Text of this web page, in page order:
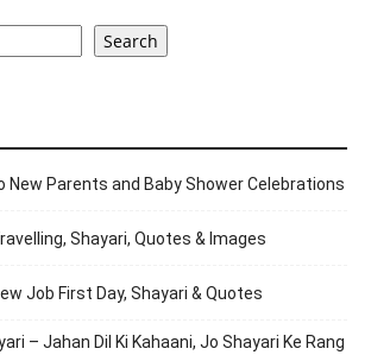
Search
Parents and Baby Shower Celebrations
Shayari, Quotes & Images
Job First Day, Shayari & Quotes
– Jahan Dil Ki Kahaani, Jo Shayari Ke Rang